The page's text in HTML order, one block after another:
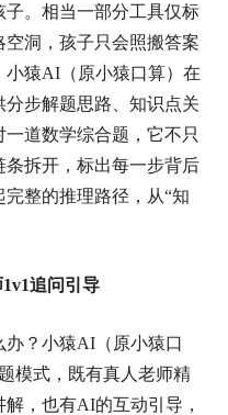
。相当一部分工具仅标
洞，孩子只会照搬答案
小猿AI（原小猿口算）在
步解题思路、知识点关
道数学综合题，它不只
拆开，标出每一步背后
整的推理路径，从“知
追问引导
？小猿AI（原小猿口
模式，既有真人老师精
，也有AI的互动引导，